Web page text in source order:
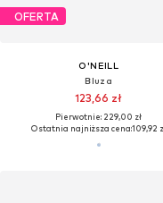
OFERTA
O'NEILL
Bluza
123,66 zł
Pierwotnie: 229,00 zł
Ostatnia najniższa cena:109,92